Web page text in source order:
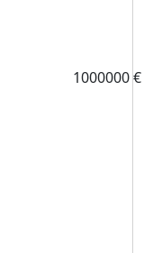
1000000 €